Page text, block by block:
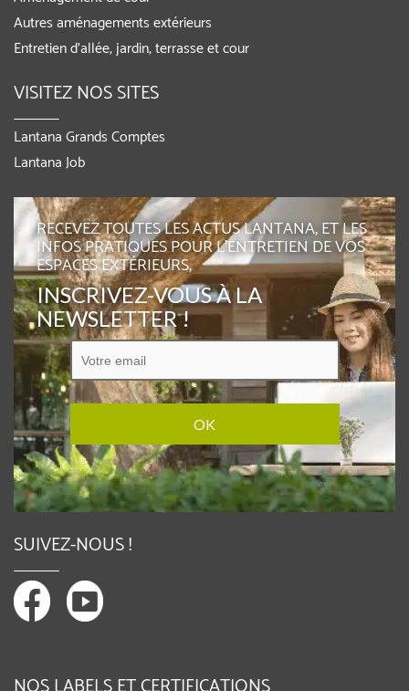
Autres aménagements extérieurs
Entretien d’allée, jardin, terrasse et cour
VISITEZ NOS SITES
Lantana Grands Comptes
Lantana Job
RECEVEZ TOUTES LES ACTUS LANTANA, ET LES
INFOS PRATIQUES POUR L'ENTRETIEN DE VOS
ESPACES EXTÉRIEURS,
INSCRIVEZ-VOUS À LA
NEWSLETTER !
SUIVEZ-NOUS !